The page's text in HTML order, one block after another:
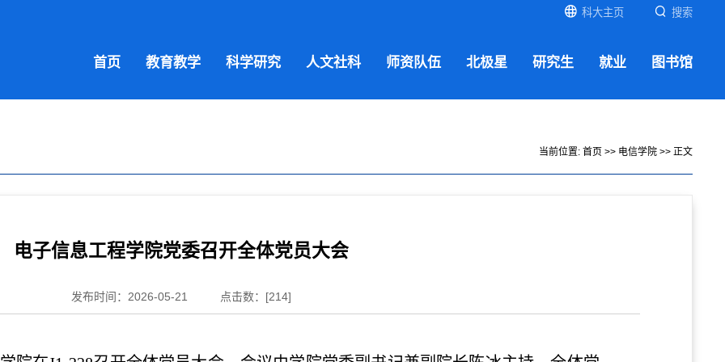
科大主页 搜索
首页 教育教学 科学研究 人文社科 师资队伍 北极星 研究生 就业 图书馆
当前位置: 首页 >> 电信学院>> 正文
电子信息工程学院党委召开全体党员大会
发布时间：2026-05-21 点击数：[214]